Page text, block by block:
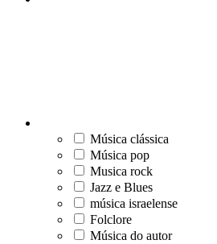
Música clássica
Música pop
Musica rock
Jazz e Blues
música israelense
Folclore
Música do autor